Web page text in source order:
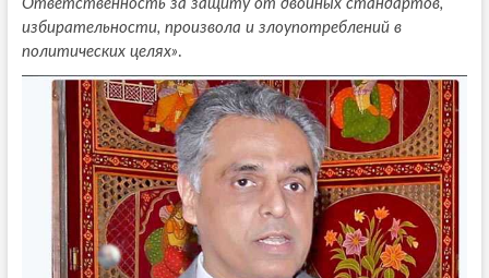
Ответственность за защиту от двойных стандартов,
избирательности, произвола и злоупотреблений в
политических целях».